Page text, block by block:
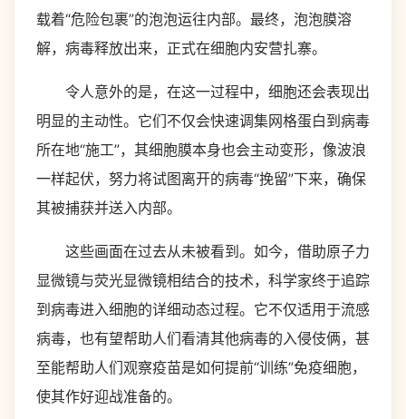
载着“危险包裹”的泡泡运往内部。最终，泡泡膜溶
解，病毒释放出来，正式在细胞内安营扎寨。
令人意外的是，在这一过程中，细胞还会表现出
明显的主动性。它们不仅会快速调集网格蛋白到病毒
所在地“施工”，其细胞膜本身也会主动变形，像波浪
一样起伏，努力将试图离开的病毒“挽留”下来，确保
其被捕获并送入内部。
这些画面在过去从未被看到。如今，借助原子力
显微镜与荧光显微镜相结合的技术，科学家终于追踪
到病毒进入细胞的详细动态过程。它不仅适用于流感
病毒，也有望帮助人们看清其他病毒的入侵伎俩，甚
至能帮助人们观察疫苗是如何提前“训练”免疫细胞，
使其作好迎战准备的。